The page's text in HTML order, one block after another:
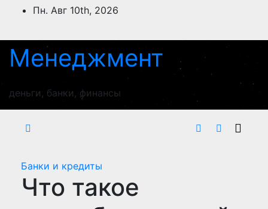
ПерейтиПн. Авг 10th, 2026
Менеджмент
деньги, банки, финансы
Банки и кредиты
Что такое